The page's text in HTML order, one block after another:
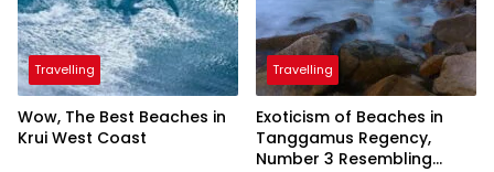
Travelling
Wow, The Best Beaches in
Krui West Coast
Travelling
Exoticism of Beaches in
Tanggamus Regency,
Number 3 Resembling